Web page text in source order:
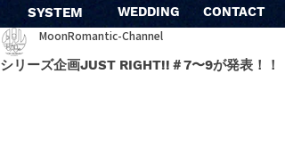
SYSTEM WEDDING CONTACT
シリーズ企画JUST RIGHT!!＃7〜9が発表！！
MoonRomantic-Channel